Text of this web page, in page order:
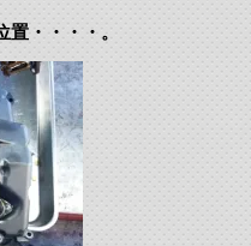
置・・・・。